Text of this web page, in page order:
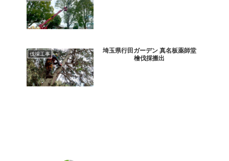
伐採工事
埼玉県行田ガーデン 真名板薬師堂
檜伐採搬出